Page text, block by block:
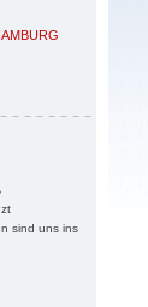
sind uns ins